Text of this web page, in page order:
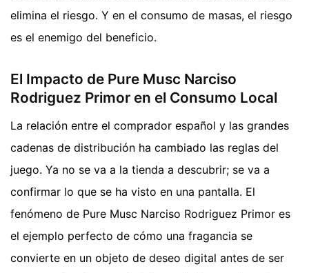
elimina el riesgo. Y en el consumo de masas, el riesgo
es el enemigo del beneficio.
El Impacto de Pure Musc Narciso
Rodriguez Primor en el Consumo Local
La relación entre el comprador español y las grandes
cadenas de distribución ha cambiado las reglas del
juego. Ya no se va a la tienda a descubrir; se va a
confirmar lo que se ha visto en una pantalla. El
fenómeno de Pure Musc Narciso Rodriguez Primor es
el ejemplo perfecto de cómo una fragancia se
convierte en un objeto de deseo digital antes de ser